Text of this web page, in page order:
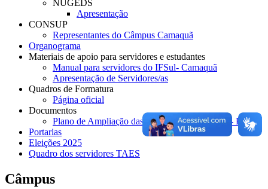
NUGEDS
Apresentação
CONSUP
Representantes do Câmpus Camaquã
Organograma
Materiais de apoio para servidores e estudantes
Manual para servidores do IFSul- Camaquã
Apresentação de Servidores/as
Quadros de Formatura
Página oficial
Documentos
Plano de Ampliação das Atividades Presenciais- Fase 3
Portarias
Eleições 2025
Quadro dos servidores TAES
Câmpus